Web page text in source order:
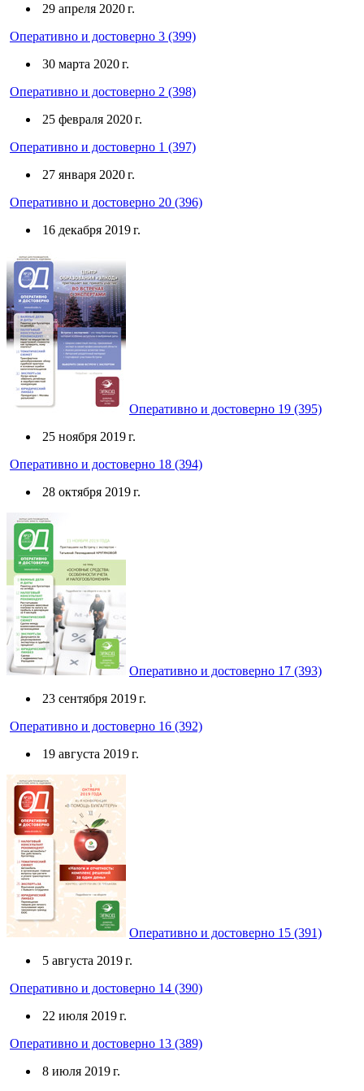
29 апреля 2020 г.
Оперативно и достоверно 3 (399)
30 марта 2020 г.
Оперативно и достоверно 2 (398)
25 февраля 2020 г.
Оперативно и достоверно 1 (397)
27 января 2020 г.
Оперативно и достоверно 20 (396)
16 декабря 2019 г.
Оперативно и достоверно 19 (395)
25 ноября 2019 г.
Оперативно и достоверно 18 (394)
28 октября 2019 г.
Оперативно и достоверно 17 (393)
23 сентября 2019 г.
Оперативно и достоверно 16 (392)
19 августа 2019 г.
Оперативно и достоверно 15 (391)
5 августа 2019 г.
Оперативно и достоверно 14 (390)
22 июля 2019 г.
Оперативно и достоверно 13 (389)
8 июля 2019 г.